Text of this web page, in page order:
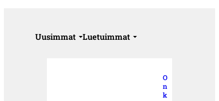
Uusimmat Luetuimmat
O
n
k